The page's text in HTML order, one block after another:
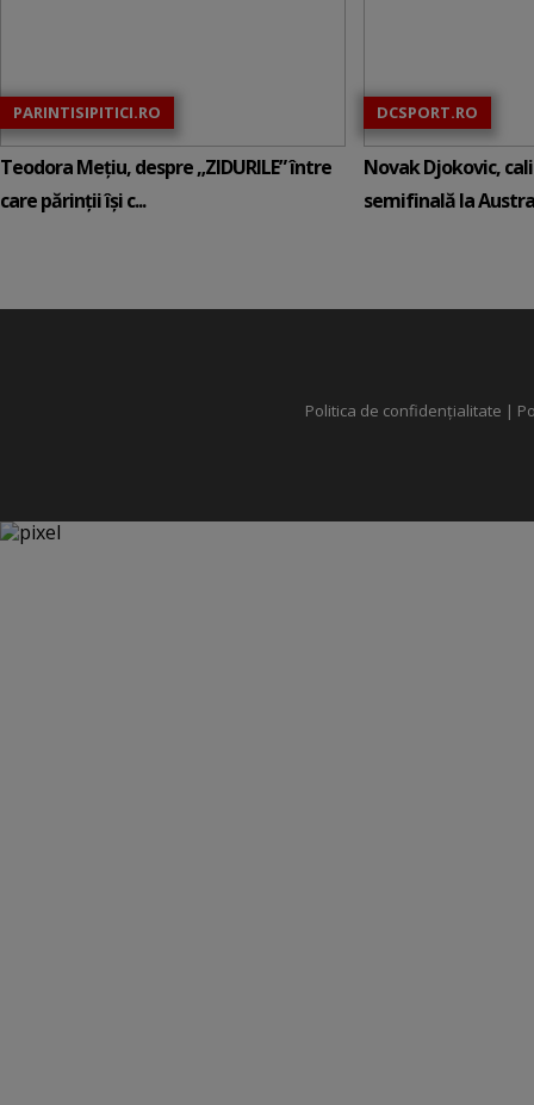
PARINTISIPITICI.RO
Teodora Mețiu, despre „ZIDURILE” între
care părinții își c...
DCSPORT.RO
Novak Djokovic,
semifinală la
Politica de confidențialitate |